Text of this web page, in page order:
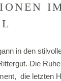
in den
Die
die letzten